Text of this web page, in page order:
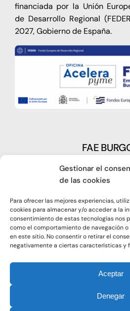
Gestionar el
de las cookies
Para ofrecer las mejores experiencias,
cookies para almacenar y/o acceder a la
consentimiento de estas tecnologías nos
como el comportamiento de navegación
en este sitio. No consentir o retirar el
negativamente a ciertas características y
Aceptar
Denegar
financiada por la Unión
de Desarrollo Regional
2027, Gobierno de España.
FAE
Plaza Castilla, nº1 – 09003
Telf: 947 266 142
Fax: 947 273 797
oap@faeburgos.org